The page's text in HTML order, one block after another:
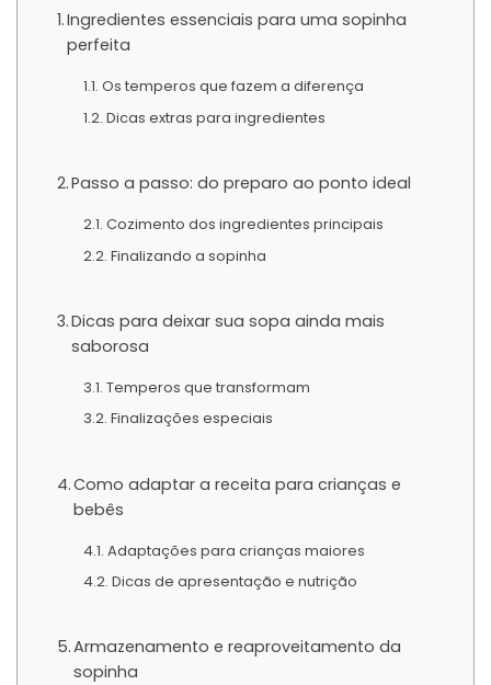
Ingredientes essenciais para uma sopinha
perfeita
Os temperos que fazem a diferença
Dicas extras para ingredientes
Passo a passo: do preparo ao ponto ideal
Cozimento dos ingredientes principais
Finalizando a sopinha
Dicas para deixar sua sopa ainda mais
saborosa
Temperos que transformam
Finalizações especiais
Como adaptar a receita para crianças e
bebês
Adaptações para crianças maiores
Dicas de apresentação e nutrição
Armazenamento e reaproveitamento da
sopinha